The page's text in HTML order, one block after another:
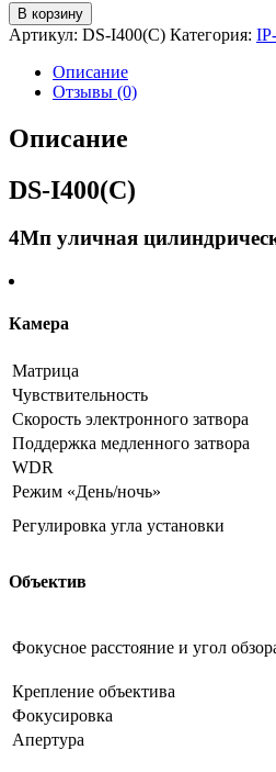
В корзину
Артикул: DS-I400(C) Категория:
Описание
Отзывы (0)
Описание
DS-I400(C)
4Мп уличная
Камера
Матрица
Чувствительность
Скорость электронного затвора
Поддержка медленного затвора
WDR
Режим «День/ночь»
Регулировка угла установки
Объектив
Фокусное расстояние и угол
Крепление объектива
Фокусировка
Апертура